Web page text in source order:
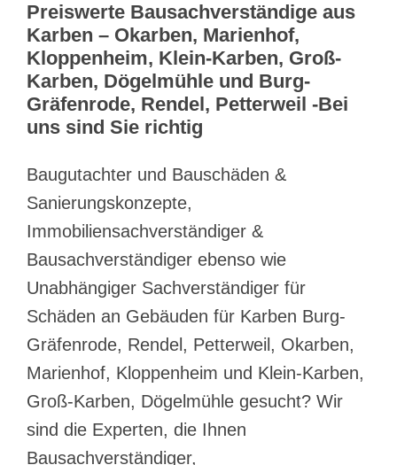
Preiswerte Bausachverständige aus
Karben – Okarben, Marienhof,
Kloppenheim, Klein-Karben, Groß-
Karben, Dögelmühle und Burg-
Gräfenrode, Rendel, Petterweil -Bei
uns sind Sie richtig
Baugutachter und Bauschäden &
Sanierungskonzepte,
Immobiliensachverständiger &
Bausachverständiger ebenso wie
Unabhängiger Sachverständiger für
Schäden an Gebäuden für Karben Burg-
Gräfenrode, Rendel, Petterweil, Okarben,
Marienhof, Kloppenheim und Klein-Karben,
Groß-Karben, Dögelmühle gesucht? Wir
sind die Experten, die Ihnen
Bausachverständiger,